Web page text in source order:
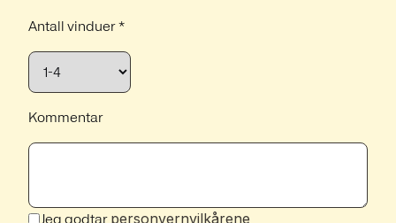
Antall vinduer *
Kommentar
Jeg godtar personvernvilkårene